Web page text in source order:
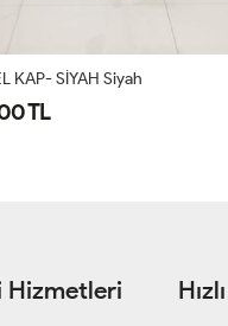
KAP - ANTRASİT Antrasit
TL
Hizmetleri